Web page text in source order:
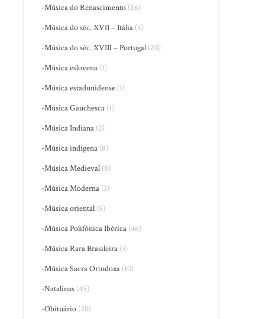
-Música do Renascimento (26)
-Música do séc. XVII – Itália (3)
-Música do séc. XVIII – Portugal (20)
-Música eslovena (1)
-Música estadunidense (1)
-Música Gauchesca (1)
-Música Indiana (2)
-Música indígena (8)
-Música Medieval (8)
-Música Moderna (3)
-Música oriental (5)
-Música Polifônica Ibérica (46)
-Música Rara Brasileira (3)
-Música Sacra Ortodoxa (10)
-Natalinas (45)
-Obituário (20)